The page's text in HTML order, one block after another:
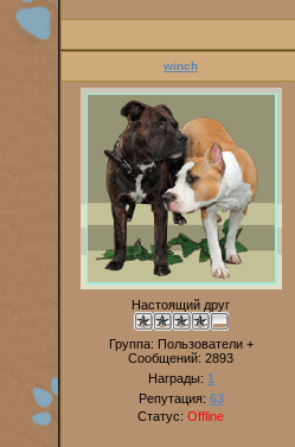
winch
Настоящий друг
Группа: Пользователи +
Сообщений: 2893
Награды: 1
Репутация: 63
Статус: Offline